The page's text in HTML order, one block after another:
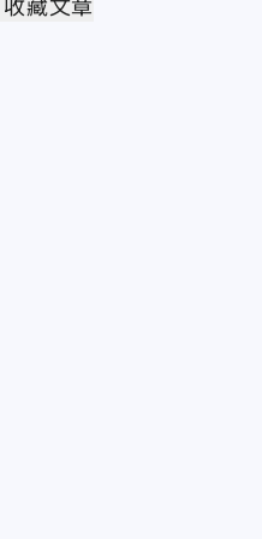
收藏文章